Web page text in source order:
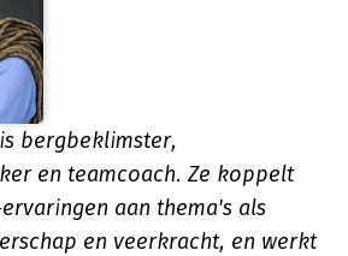
bergbeklimster,
en teamcoach. Ze koppelt
aan thema's als
en veerkracht, en werkt